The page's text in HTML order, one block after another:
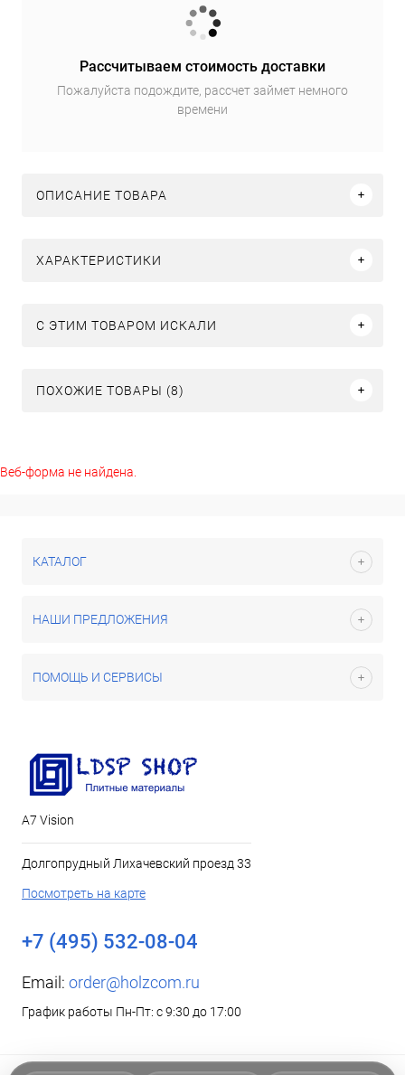
Рассчитываем стоимость доставки
Пожалуйста подождите, рассчет займет немного
времени
ОПИСАНИЕ ТОВАРА
ХАРАКТЕРИСТИКИ
C ЭТИМ ТОВАРОМ ИСКАЛИ
ПОХОЖИЕ ТОВАРЫ (8)
Веб-форма не найдена.
КАТАЛОГ
НАШИ ПРЕДЛОЖЕНИЯ
ПОМОЩЬ И СЕРВИСЫ
А7 Vision
Долгопрудный Лихачевский проезд 33
Посмотреть на карте
+7 (495) 532-08-04
Email: order@holzcom.ru
График работы Пн-Пт: с 9:30 до 17:00